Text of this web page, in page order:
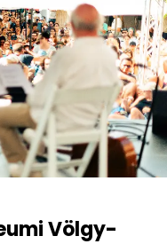
Völgy-